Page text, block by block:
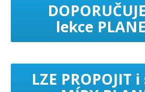
lekce
LZE PROPOJIT